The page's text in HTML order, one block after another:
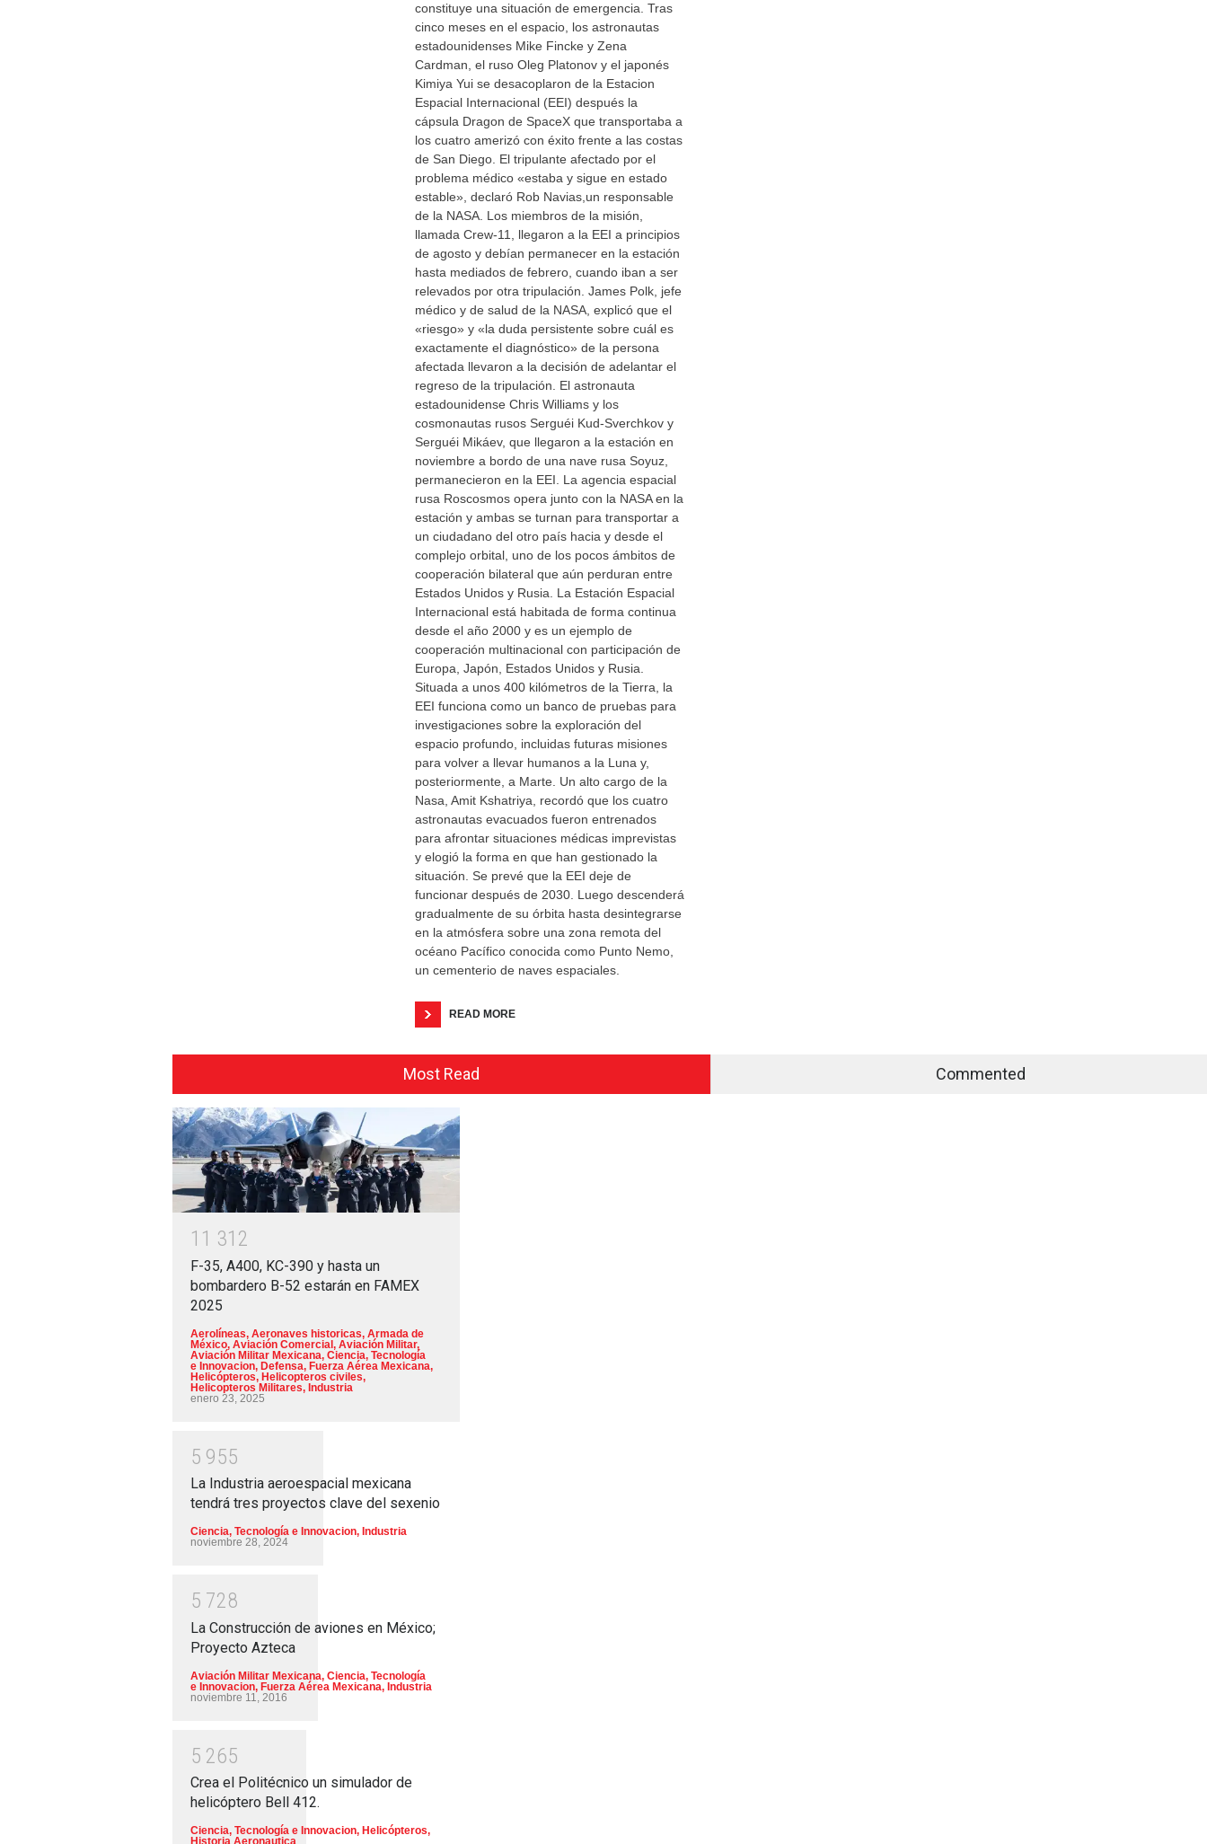
constituye una situación de emergencia. Tras
cinco meses en el espacio, los astronautas
estadounidenses Mike Fincke y Zena
Cardman, el ruso Oleg Platonov y el japonés
Kimiya Yui se desacoplaron de la Estacion
Espacial Internacional (EEI) después la
cápsula Dragon de SpaceX que transportaba a
los cuatro amerizó con éxito frente a las costas
de San Diego. El tripulante afectado por el
problema médico «estaba y sigue en estado
estable», declaró Rob Navias,un responsable
de la NASA. Los miembros de la misión,
llamada Crew-11, llegaron a la EEI a principios
de agosto y debían permanecer en la estación
hasta mediados de febrero, cuando iban a ser
relevados por otra tripulación. James Polk, jefe
médico y de salud de la NASA, explicó que el
«riesgo» y «la duda persistente sobre cuál es
exactamente el diagnóstico» de la persona
afectada llevaron a la decisión de adelantar el
regreso de la tripulación. El astronauta
estadounidense Chris Williams y los
cosmonautas rusos Serguéi Kud-Sverchkov y
Serguéi Mikáev, que llegaron a la estación en
noviembre a bordo de una nave rusa Soyuz,
permanecieron en la EEI. La agencia espacial
rusa Roscosmos opera junto con la NASA en la
estación y ambas se turnan para transportar a
un ciudadano del otro país hacia y desde el
complejo orbital, uno de los pocos ámbitos de
cooperación bilateral que aún perduran entre
Estados Unidos y Rusia. La Estación Espacial
Internacional está habitada de forma continua
desde el año 2000 y es un ejemplo de
cooperación multinacional con participación de
Europa, Japón, Estados Unidos y Rusia.
Situada a unos 400 kilómetros de la Tierra, la
EEI funciona como un banco de pruebas para
investigaciones sobre la exploración del
espacio profundo, incluidas futuras misiones
para volver a llevar humanos a la Luna y,
posteriormente, a Marte. Un alto cargo de la
Nasa, Amit Kshatriya, recordó que los cuatro
astronautas evacuados fueron entrenados
para afrontar situaciones médicas imprevistas
y elogió la forma en que han gestionado la
situación. Se prevé que la EEI deje de
funcionar después de 2030. Luego descenderá
gradualmente de su órbita hasta desintegrarse
en la atmósfera sobre una zona remota del
océano Pacífico conocida como Punto Nemo,
un cementerio de naves espaciales.
READ MORE
Most Read Commented
1 1 31 2
F-35, A400, KC-390 y hasta un
bombardero B-52 estarán en FAMEX
2025
Aerolíneas, Aeronaves historicas, Armada de
México, Aviación Comercial, Aviación Militar,
Aviación Militar Mexicana, Ciencia, Tecnología
e Innovacion, Defensa, Fuerza Aérea Mexicana,
Helicópteros, Helicopteros civiles,
Helicopteros Militares, Industria
enero 23, 2025
5 955
La Industria aeroespacial mexicana
tendrá tres proyectos clave del sexenio
Ciencia, Tecnología e Innovacion, Industria
noviembre 28, 2024
5 728
La Construcción de aviones en México;
Proyecto Azteca
Aviación Militar Mexicana, Ciencia, Tecnología
e Innovacion, Fuerza Aérea Mexicana, Industria
noviembre 11, 2016
5 265
Crea el Politécnico un simulador de
helicóptero Bell 412.
Ciencia, Tecnología e Innovacion, Helicópteros,